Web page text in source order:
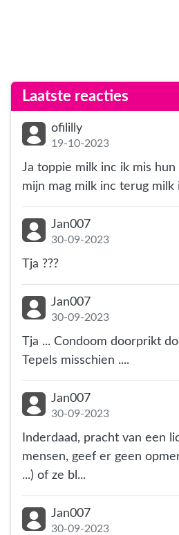
Laatste reacties
ofililly
19-10-2023
Ja toppie milk inc ik mis
mijn mag milk inc terug milk
Jan007
30-09-2023
Tja ???
Jan007
30-09-2023
Tja ... Condoom doorprikt
Tepels misschien ....
Jan007
30-09-2023
Inderdaad, pracht van een
mensen, geef er geen
...) of ze bl...
Jan007
30-09-2023